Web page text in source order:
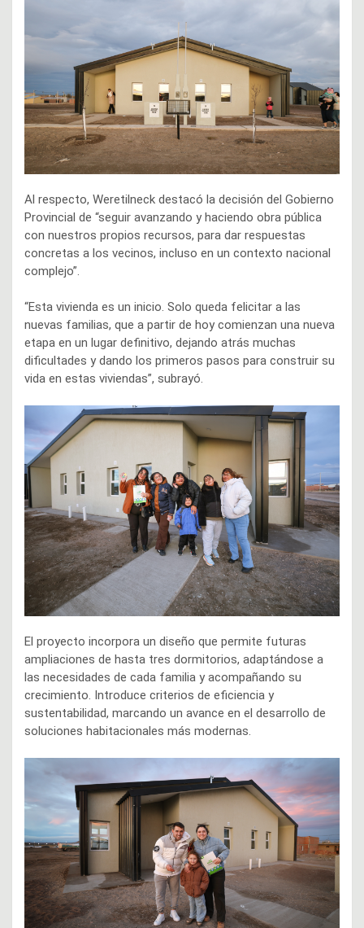
Al respecto, Weretilneck destacó la decisión del Gobierno
Provincial de “seguir avanzando y haciendo obra pública
con nuestros propios recursos, para dar respuestas
concretas a los vecinos, incluso en un contexto nacional
complejo”.
“Esta vivienda es un inicio. Solo queda felicitar a las
nuevas familias, que a partir de hoy comienzan una nueva
etapa en un lugar definitivo, dejando atrás muchas
dificultades y dando los primeros pasos para construir su
vida en estas viviendas”, subrayó.
El proyecto incorpora un diseño que permite futuras
ampliaciones de hasta tres dormitorios, adaptándose a
las necesidades de cada familia y acompañando su
crecimiento. Introduce criterios de eficiencia y
sustentabilidad, marcando un avance en el desarrollo de
soluciones habitacionales más modernas.